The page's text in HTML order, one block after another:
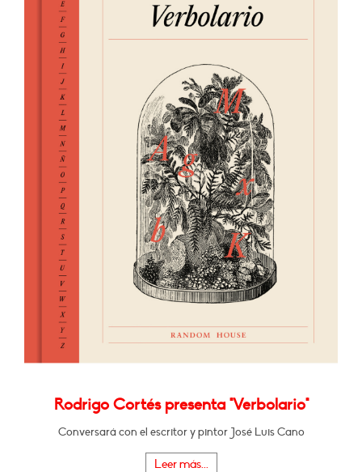
Rodrigo Cortés presenta "Verbolario"
Conversará con el escritor y pintor José Luis Cano
Leer más...